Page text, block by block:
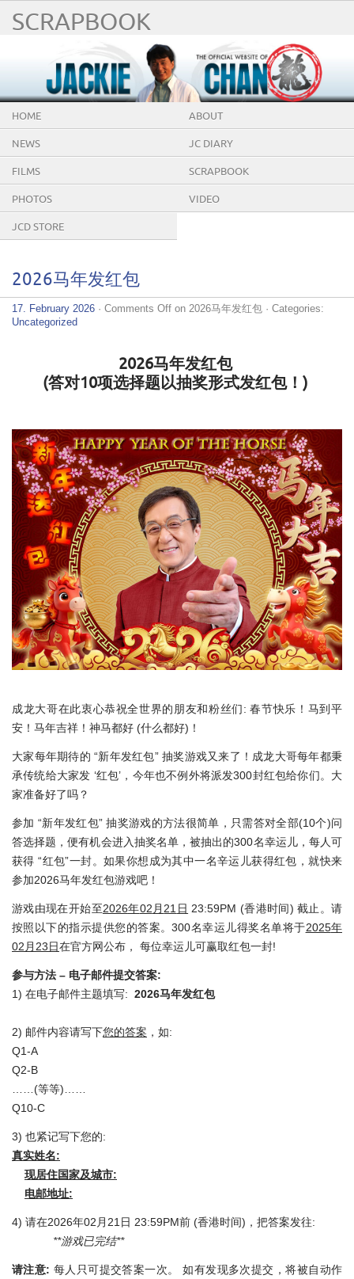
SCRAPBOOK
HOME ABOUT
NEWS JC DIARY
FILMS SCRAPBOOK
PHOTOS VIDEO
JCD STORE
2026马年发红包
17. February 2026 · Comments Off on 2026马年发红包 · Categories:
Uncategorized
2026马年发红包
(答对10项选择题以抽奖形式发红包！ )
成龙大哥在此衷心恭祝全世界的朋友和粉丝们: 春节快乐！马到平
安！马年吉祥！神马都好 (什么都好)！
大家每年期待的 “新年发红包” 抽奖游戏又来了！成龙大哥每年都秉
承传统给大家发 ‘红包’，今年也不例外将派发300封红包给你们。大
家准备好了吗？
参加 “新年发红包” 抽奖游戏的方法很简单，只需答对全部(10个)问
答选择题，便有机会进入抽奖名单，被抽出的300名幸运儿，每人可
获得 “红包”一封。如果你想成为其中一名辛运儿获得红包，就快来
参加2026马年发红包游戏吧！
游戏由现在开始至2026年02 月 21 日 23:59PM (香港时间) 截止。请
按照以下的指示提供您的答案。300名幸运儿得奖名单将于2025年
02 月 23日在官方网公布， 每位幸运儿可赢取红包一封!
参与方法 – 电子邮件提交答案:
1) 在电子邮件主题填写: 2026马年发红包
2) 邮件内容请写下您的答案 ，如:
Q1-A
Q2-B
……(等等)……
Q10-C
3) 也紧记写下您的:
真实姓名:
现居住国家及城市:
电邮地址:
4) 请在2026年02月21日 23:59PM前 (香港时间)，把答案发往:
**游戏已完结**
请注意: 每人只可提交答案一次。 如有发现多次提交，将被自动作